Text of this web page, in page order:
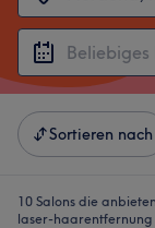
Sortieren nach
10 Salons die
laser-